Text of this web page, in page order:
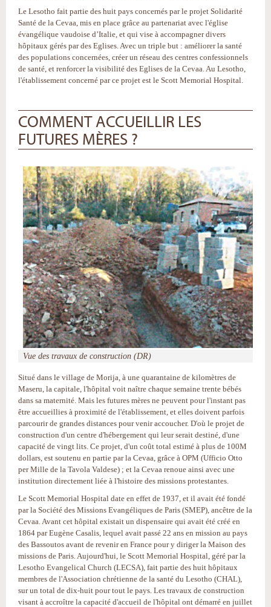
Le Lesotho fait partie des huit pays concernés par le projet Solidarité
Santé de la Cevaa, mis en place grâce au partenariat avec l'église
évangélique vaudoise d’Italie, et qui vise à accompagner divers
hôpitaux gérés par des Eglises. Avec un triple but : améliorer la santé
des populations concernées, créer un réseau des centres confessionnels
de santé, et renforcer la visibilité des Eglises de la Cevaa. Au Lesotho,
l'établissement concerné par ce projet est le Scott Memorial Hospital.
COMMENT ACCUEILLIR LES
FUTURES MÈRES ?
Vue des travaux de construction (DR)
Situé dans le village de Morija, à une quarantaine de kilomètres de
Maseru, la capitale, l'hôpital voit naître chaque semaine trente bébés
dans sa maternité. Mais les futures mères ne peuvent pour l'instant pas
être accueillies à proximité de l'établissement, et elles doivent parfois
parcourir de grandes distances pour venir accoucher. D'où le projet de
construction d'un centre d'hébergement qui leur serait destiné, d'une
capacité de vingt lits. Ce projet, d'un coût total estimé à plus de 100M
dollars, est soutenu en partie par la Cevaa, grâce à OPM (Ufficio Otto
per Mille de la Tavola Valdese) ; et la Cevaa renoue ainsi avec une
institution directement liée à l'histoire des missions protestantes.
Le Scott Memorial Hospital date en effet de 1937, et il avait été fondé
par la Société des Missions Evangéliques de Paris (SMEP), ancêtre de la
Cevaa. Avant cet hôpital existait un dispensaire qui avait été créé en
1864 par Eugène Casalis, lequel avait passé 22 ans en mission au pays
des Bassoutos avant de revenir en France pour y diriger la Maison des
missions de Paris. Aujourd'hui, le Scott Memorial Hospital, géré par la
Lesotho Evangelical Church (LECSA), fait partie des huit hôpitaux
membres de l'Association chrétienne de la santé du Lesotho (CHAL),
sur un total de dix-huit pour tout le pays. Les travaux de construction
visant à accroître la capacité d'accueil de l'hôpital ont démarré en juillet